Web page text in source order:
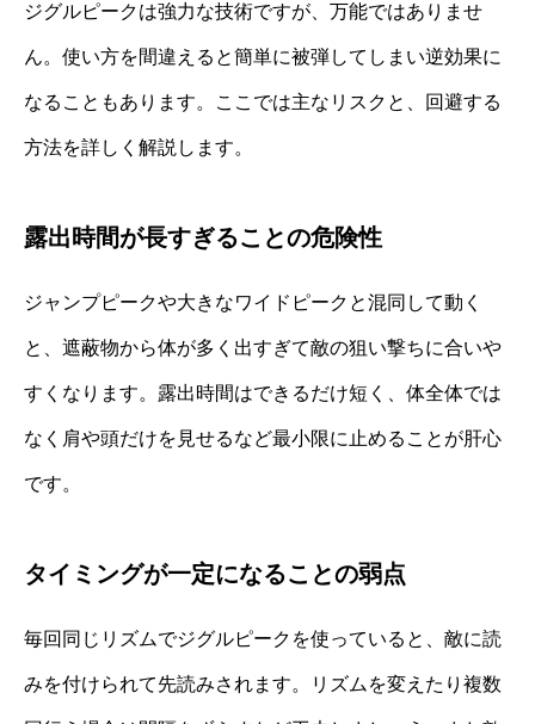
ジグルピークは強力な技術ですが、万能ではありませ
ん。使い方を間違えると簡単に被弾してしまい逆効果に
なることもあります。ここでは主なリスクと、回避する
方法を詳しく解説します。
露出時間が長すぎることの危険性
ジャンプピークや大きなワイドピークと混同して動く
と、遮蔽物から体が多く出すぎて敵の狙い撃ちに合いや
すくなります。露出時間はできるだけ短く、体全体では
なく肩や頭だけを見せるなど最小限に止めることが肝心
です。
タイミングが一定になることの弱点
毎回同じリズムでジグルピークを使っていると、敵に読
みを付けられて先読みされます。リズムを変えたり複数